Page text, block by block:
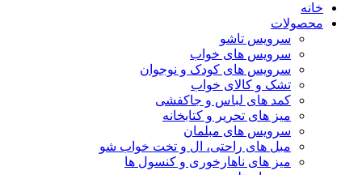
خانه
محصولات
سرویس تاشو
سرویس های خواب
سرویس های کودک و نوجوان
تشک و کالای خواب
کمد های لباس و جاکفشی
میز های تحریر و کتابخانه
سرویس های مبلمان
مبل های راحتی، ال و تخت خواب شو
میز های ناهارخوری و کنسول ها